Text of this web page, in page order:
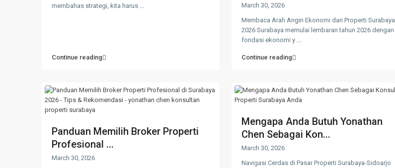
membahas strategi, kita harus
Continue reading
March 30, 2026
Membaca Arah Angin Ekonomi dan Properti Surabaya
2026 Surabaya memulai lembaran tahun 2026 dengan
fondasi ekonomi y ...
Continue reading
Panduan Memilih Broker Properti
Profesional ...
March 30, 2026
Mengapa Anda Butuh Yonathan
Chen Sebagai Kon...
March 30, 2026
Navigasi Cerdas di Pasar Properti Surabaya-Sidoarjo